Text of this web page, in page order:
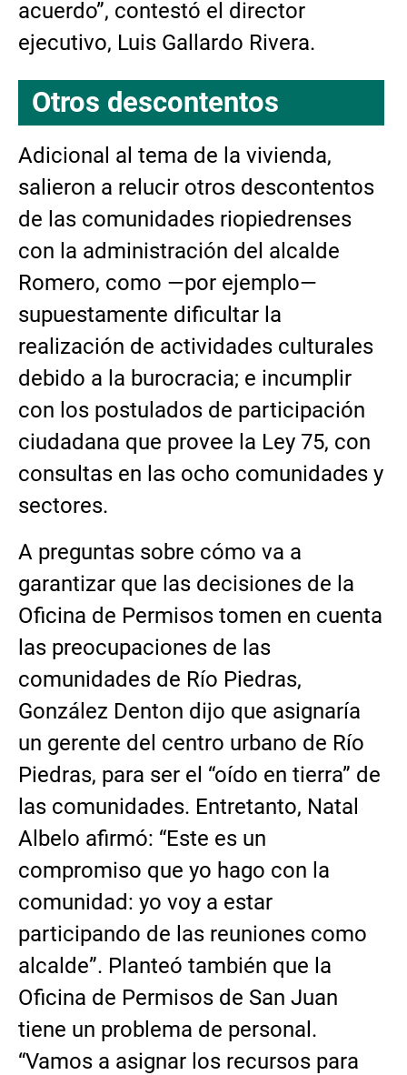
acuerdo”, contestó el director
ejecutivo, Luis Gallardo Rivera.
Otros descontentos
Adicional al tema de la vivienda,
salieron a relucir otros descontentos
de las comunidades riopiedrenses
con la administración del alcalde
Romero, como —por ejemplo—
supuestamente dificultar la
realización de actividades culturales
debido a la burocracia; e incumplir
con los postulados de participación
ciudadana que provee la Ley 75, con
consultas en las ocho comunidades y
sectores.
A preguntas sobre cómo va a
garantizar que las decisiones de la
Oficina de Permisos tomen en cuenta
las preocupaciones de las
comunidades de Río Piedras,
González Denton dijo que asignaría
un gerente del centro urbano de Río
Piedras, para ser el “oído en tierra” de
las comunidades. Entretanto, Natal
Albelo afirmó: “Este es un
compromiso que yo hago con la
comunidad: yo voy a estar
participando de las reuniones como
alcalde”. Planteó también que la
Oficina de Permisos de San Juan
tiene un problema de personal.
“Vamos a asignar los recursos para